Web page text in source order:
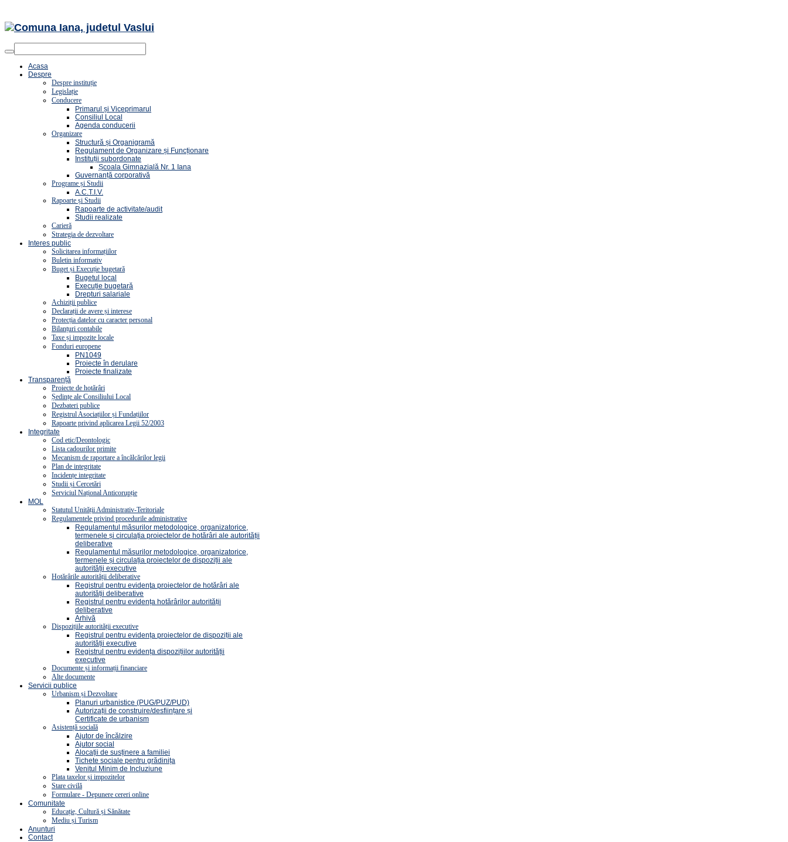
Acasa
Despre
Despre instituție
Legislație
Conducere
Primarul și Viceprimarul
Consiliul Local
Agenda conducerii
Organizare
Structură și Organigramă
Regulament de Organizare și Funcționare
Instituții subordonate
Școala Gimnazială Nr. 1 Iana
Guvernanță corporativă
Programe și Studii
A.C.T.I.V.
Rapoarte și Studii
Rapoarte de activitate/audit
Studii realizate
Carieră
Strategia de dezvoltare
Interes public
Solicitarea informațiilor
Buletin informativ
Buget și Execuție bugetară
Bugetul local
Execuție bugetară
Drepturi salariale
Achiziții publice
Declarații de avere și interese
Protecția datelor cu caracter personal
Bilanțuri contabile
Taxe și impozite locale
Fonduri europene
PN1049
Proiecte în derulare
Proiecte finalizate
Transparență
Proiecte de hotărâri
Ședințe ale Consiliului Local
Dezbateri publice
Registrul Asociațiilor și Fundațiilor
Rapoarte privind aplicarea Legii 52/2003
Integritate
Cod etic/Deontologic
Lista cadourilor primite
Mecanism de raportare a încălcărilor legii
Plan de integritate
Incidențe integritate
Studii și Cercetări
Serviciul Național Anticorupție
MOL
Statutul Unității Administrativ-Teritoriale
Regulamentele privind procedurile administrative
Regulamentul măsurilor metodologice, organizatorice,
termenele și circulația proiectelor de hotărâri ale autorității
deliberative
Regulamentul măsurilor metodologice, organizatorice,
termenele și circulația proiectelor de dispoziții ale
autorității executive
Hotărârile autorității deliberative
Registrul pentru evidenţa proiectelor de hotărâri ale
autorității deliberative
Registrul pentru evidența hotărârilor autorității
deliberative
Arhivă
Dispozițiile autorității executive
Registrul pentru evidența proiectelor de dispoziții ale
autorității executive
Registrul pentru evidența dispozițiilor autorității
executive
Documente și informații financiare
Alte documente
Servicii publice
Urbanism și Dezvoltare
Planuri urbanistice (PUG/PUZ/PUD)
Autorizații de construire/desființare și
Certificate de urbanism
Asistență socială
Ajutor de încălzire
Ajutor social
Alocații de susținere a familiei
Tichete sociale pentru grădinița
Venitul Minim de Incluziune
Plata taxelor și impozitelor
Stare civilă
Formulare - Depunere cereri online
Comunitate
Educație, Cultură și Sănătate
Mediu și Turism
Anunturi
Contact